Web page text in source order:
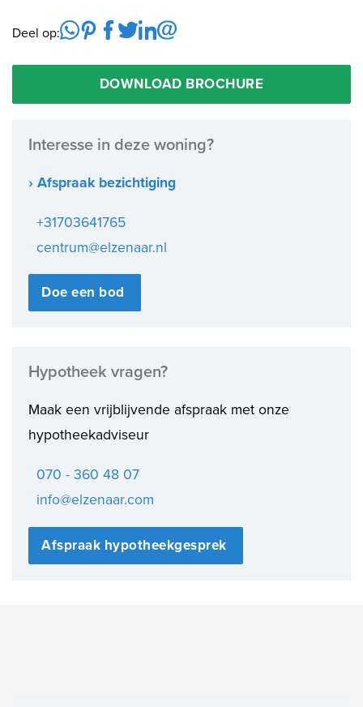
Deel op:
DOWNLOAD BROCHURE
Interesse in deze woning?
› Afspraak bezichtiging
+31703641765
centrum@elzenaar.nl
Doe een bod
Hypotheek vragen?
Maak een vrijblijvende afspraak met onze
hypotheekadviseur
070 - 360 48 07
info@elzenaar.com
Afspraak hypotheekgesprek